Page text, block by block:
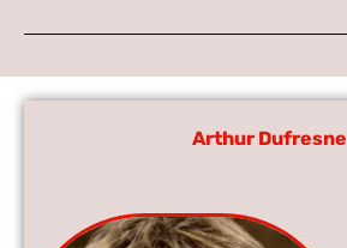
Arthur Dufresne